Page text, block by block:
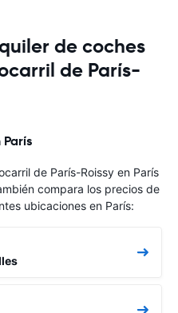
de coches
de París-
de París-Roissy en París
compara los precios de
ubicaciones en París: